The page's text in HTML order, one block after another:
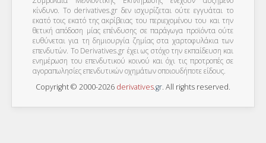
κίνδυνο. Το derivatives.gr δεν ισχυρίζεται ούτε εγγυάται το
εκατό τοις εκατό της ακρίβειας του περιεχομένου του και την
θετική απόδοση μίας επένδυσης σε παράγωγα προϊόντα ούτε
ευθύνεται για τη δημιουργία ζημίας στα χαρτοφυλάκια των
επενδυτών. To Derivatives.gr έχει ως στόχο την εκπαίδευση και
ενημέρωση του επενδυτικού κοινού και όχι τις προτροπές σε
αγοραπωλησίες επενδυτικών οχημάτων οποιουδήποτε είδους.
Copyright © 2000-2026 derivatives.gr. All rights reserved.